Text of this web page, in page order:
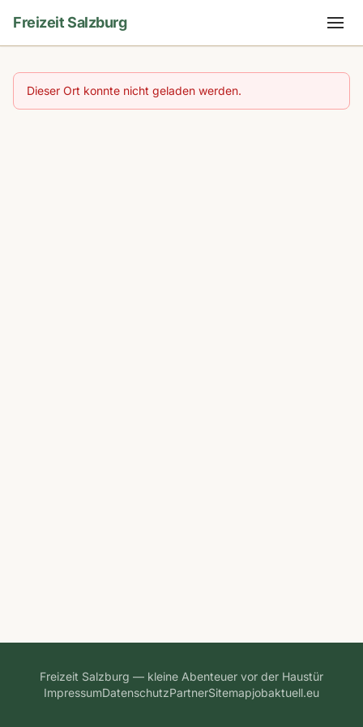
Freizeit Salzburg
Dieser Ort konnte nicht geladen werden.
Freizeit Salzburg — kleine Abenteuer vor der Haustür
ImpressumDatenschutzPartnerSitemapjobaktuell.eu